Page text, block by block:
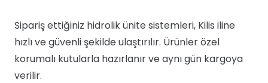
Sipariş ettiğiniz hidrolik ünite sistemleri, Kilis iline
hızlı ve güvenli şekilde ulaştırılır. Ürünler özel
korumalı kutularla hazırlanır ve aynı gün kargoya
verilir.